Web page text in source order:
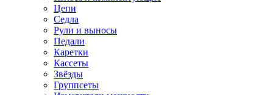
Цепи
Седла
Рули и выносы
Педали
Каретки
Кассеты
Звёзды
Группсеты